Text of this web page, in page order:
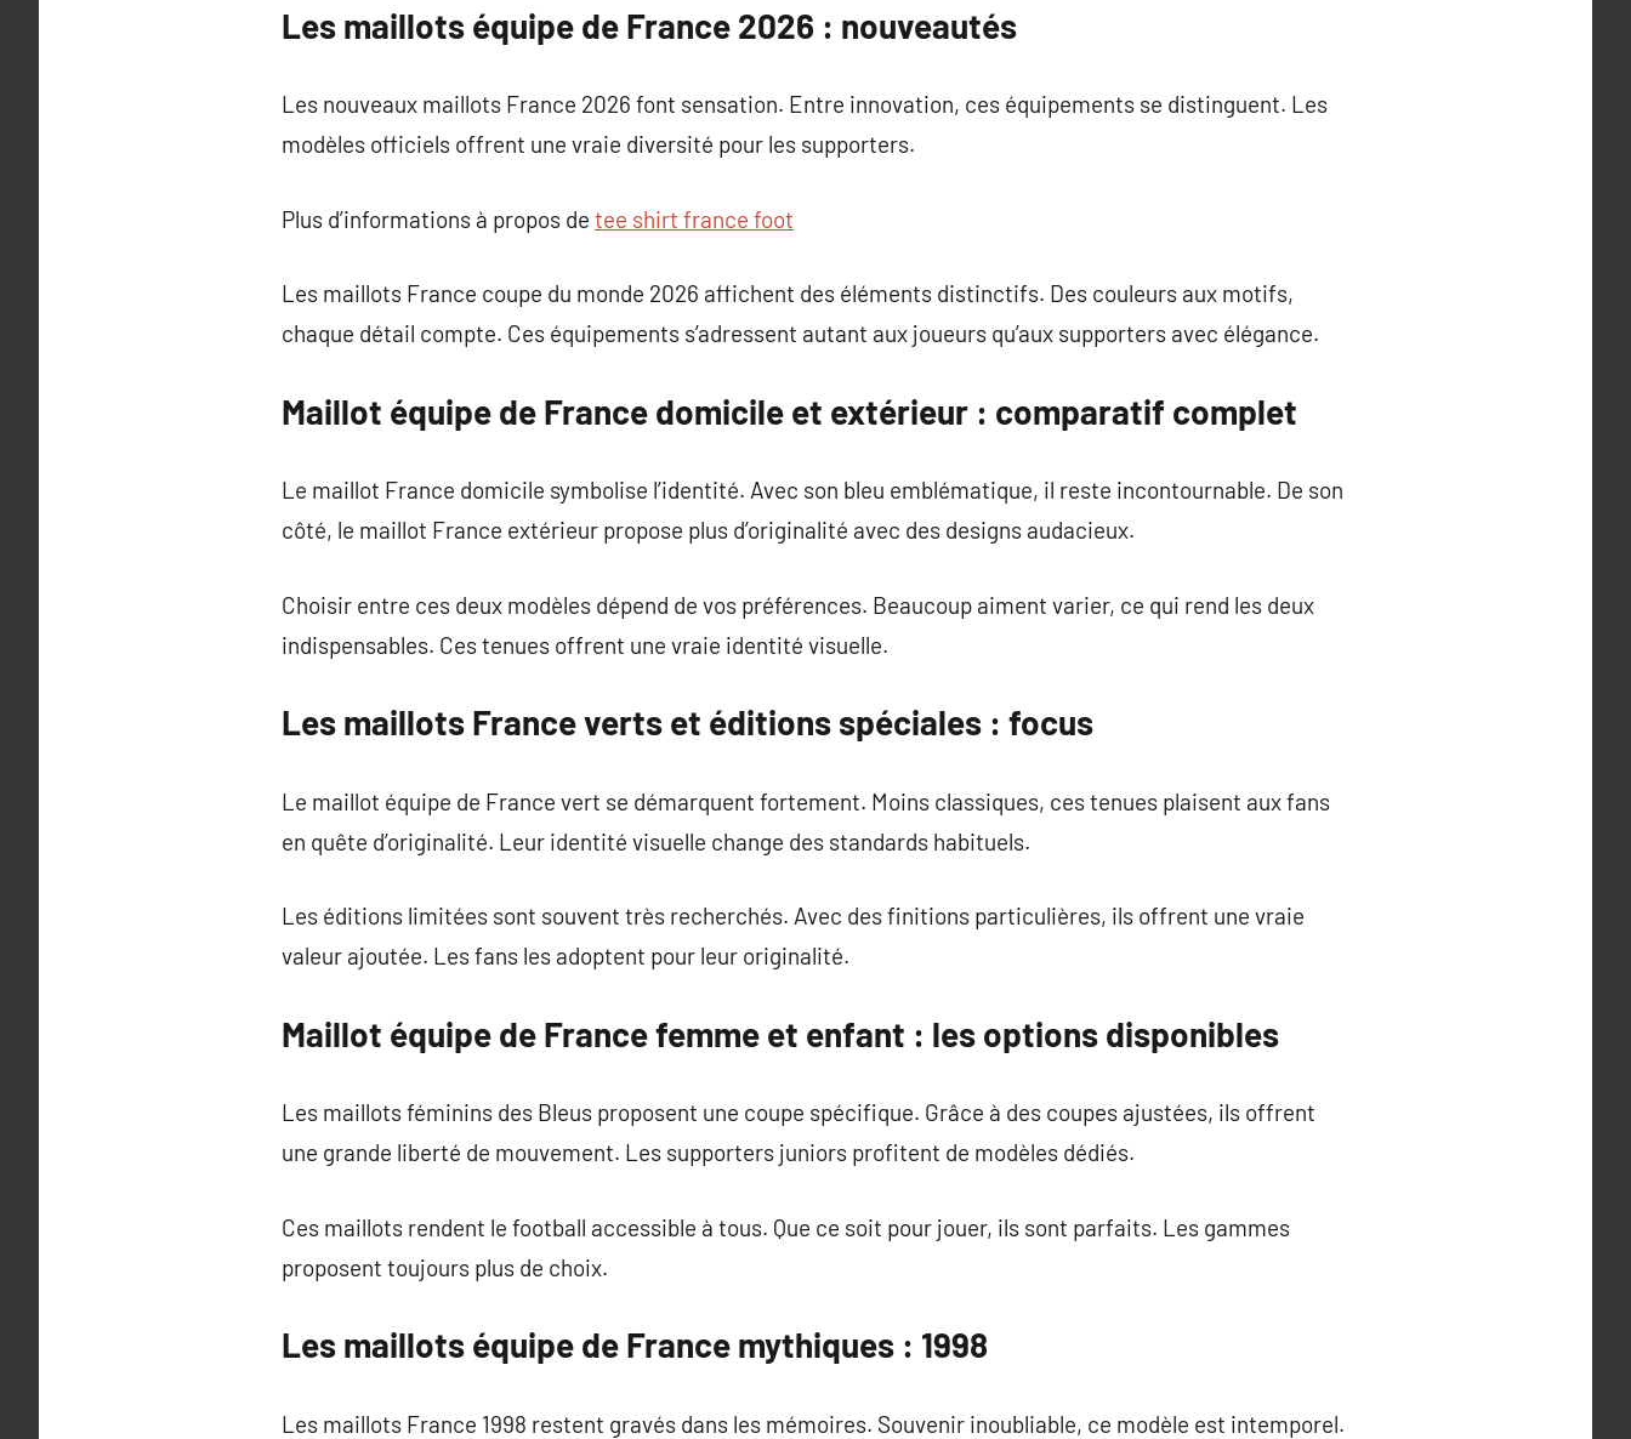
Les maillots équipe de France 2026 : nouveautés
Les nouveaux maillots France 2026 font sensation. Entre innovation, ces équipements se distinguent. Les
modèles officiels offrent une vraie diversité pour les supporters.
Plus d’informations à propos de tee shirt france foot
Les maillots France coupe du monde 2026 affichent des éléments distinctifs. Des couleurs aux motifs,
chaque détail compte. Ces équipements s’adressent autant aux joueurs qu’aux supporters avec élégance.
Maillot équipe de France domicile et extérieur : comparatif complet
Le maillot France domicile symbolise l’identité. Avec son bleu emblématique, il reste incontournable. De son
côté, le maillot France extérieur propose plus d’originalité avec des designs audacieux.
Choisir entre ces deux modèles dépend de vos préférences. Beaucoup aiment varier, ce qui rend les deux
indispensables. Ces tenues offrent une vraie identité visuelle.
Les maillots France verts et éditions spéciales : focus
Le maillot équipe de France vert se démarquent fortement. Moins classiques, ces tenues plaisent aux fans
en quête d’originalité. Leur identité visuelle change des standards habituels.
Les éditions limitées sont souvent très recherchés. Avec des finitions particulières, ils offrent une vraie
valeur ajoutée. Les fans les adoptent pour leur originalité.
Maillot équipe de France femme et enfant : les options disponibles
Les maillots féminins des Bleus proposent une coupe spécifique. Grâce à des coupes ajustées, ils offrent
une grande liberté de mouvement. Les supporters juniors profitent de modèles dédiés.
Ces maillots rendent le football accessible à tous. Que ce soit pour jouer, ils sont parfaits. Les gammes
proposent toujours plus de choix.
Les maillots équipe de France mythiques : 1998
Les maillots France 1998 restent gravés dans les mémoires. Souvenir inoubliable, ce modèle est intemporel.